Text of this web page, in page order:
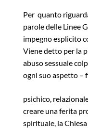
Per quanto
parole delle Linee
impegno esplicito
Viene detto per la
abuso sessuale
ogni suo aspetto –
psichico,
creare una ferita
spirituale, la